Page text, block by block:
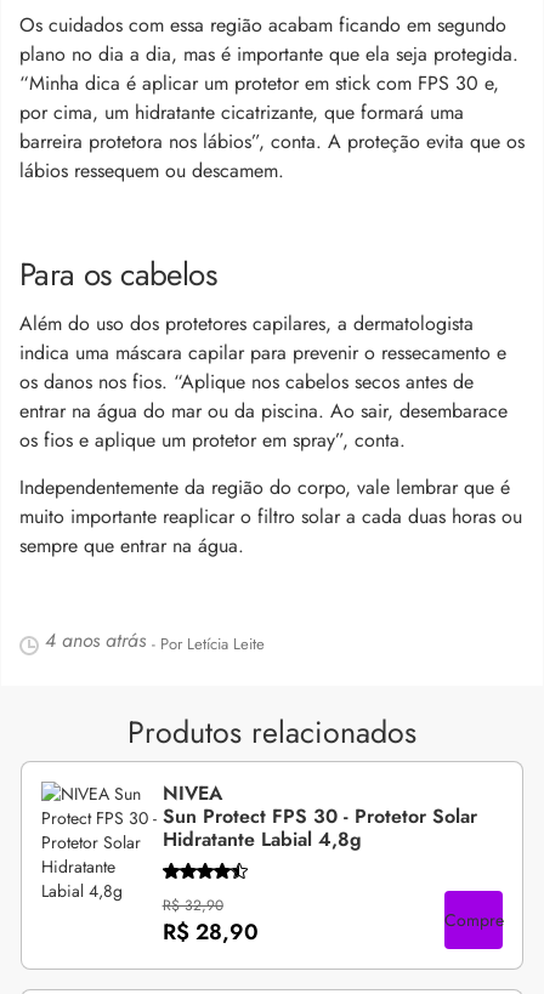
Os cuidados com essa região acabam ficando em segundo
plano no dia a dia, mas é importante que ela seja protegida.
“Minha dica é aplicar um protetor em stick com FPS 30 e,
por cima, um hidratante cicatrizante, que formará uma
barreira protetora nos lábios”, conta. A proteção evita que os
lábios ressequem ou descamem.
Para os cabelos
Além do uso dos protetores capilares, a dermatologista
indica uma máscara capilar para prevenir o ressecamento e
os danos nos fios. “Aplique nos cabelos secos antes de
entrar na água do mar ou da piscina. Ao sair, desembarace
os fios e aplique um protetor em spray”, conta.
Independentemente da região do corpo, vale lembrar que é
muito importante reaplicar o filtro solar a cada duas horas ou
sempre que entrar na água.
4 anos atrás - Por Letícia Leite
Produtos relacionados
NIVEA
Sun Protect FPS 30 - Protetor Solar
Hidratante Labial 4,8g
R$ 32,90
R$ 28,90 Compre